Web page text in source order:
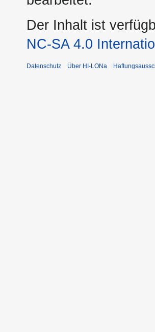
Der Inhalt ist
NC-SA 4.0
Datenschutz Über HI-LONa